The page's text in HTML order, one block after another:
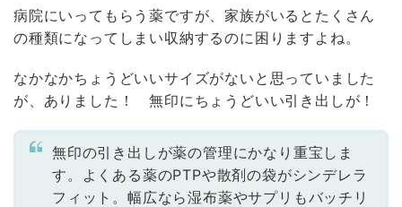
病院にいってもらう薬ですが、家族がいるとたくさん
の種類になってしまい収納するのに困りますよね。
なかなかちょうどいいサイズがないと思っていました
が、ありました！ 無印にちょうどいい引き出しが！
無印の引き出しが薬の管理にかなり重宝しま
す。よくある薬のPTPや散剤の袋がシンデレラ
フィット。幅広なら湿布薬やサプリもバッチリ